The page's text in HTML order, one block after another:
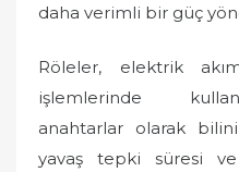
daha verimli bir güç
Röleler, elektrik
işlemlerinde
anahtarlar olarak
yavaş tepki süresi